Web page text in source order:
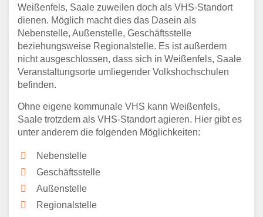
Weißenfels, Saale zuweilen doch als VHS-Standort
dienen. Möglich macht dies das Dasein als
Nebenstelle, Außenstelle, Geschäftsstelle
beziehungsweise Regionalstelle. Es ist außerdem
nicht ausgeschlossen, dass sich in Weißenfels, Saale
Veranstaltungsorte umliegender Volkshochschulen
befinden.
Ohne eigene kommunale VHS kann Weißenfels,
Saale trotzdem als VHS-Standort agieren. Hier gibt es
unter anderem die folgenden Möglichkeiten:
Nebenstelle
Geschäftsstelle
Außenstelle
Regionalstelle